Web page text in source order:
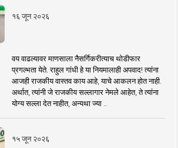
१६ जून २०२६
वय वाढल्यावर माणसाला नैसर्गिकरीत्याच थोडीफार
प्रगल्भता येते. राहुल गांधी हे या नियमालाही अपवाद! त्यांना
आजही राजकीय वास्तव काय आहे, याचे आकलन होत नाही.
अर्थात, त्यांनी जे राजकीय सल्लागार नेमले आहेत, ते त्यांना
योग्य सल्ला देत नाहीत, अन्यथा ज्या ..
१५ जून २०२६